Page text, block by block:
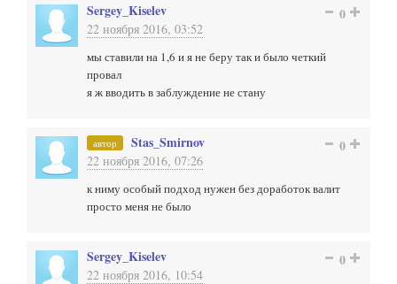
Sergey_Kiselev
22 ноября 2016, 03:52
0
мы ставили на 1,6 и я не беру так и было четкий
провал
я ж вводить в заблуждение не стану
автор Stas_Smirnov
22 ноября 2016, 07:26
0
к ниму особый подход нужен без доработок валит
просто меня не было
Sergey_Kiselev
22 ноября 2016, 10:54
0